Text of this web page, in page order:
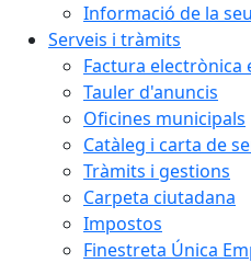
Informació de la seu
Serveis i tràmits
Factura electrònica
Tauler d'anuncis
Oficines municipals
Catàleg i carta de
Tràmits i gestions
Carpeta ciutadana
Impostos
Finestreta Única